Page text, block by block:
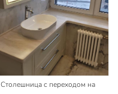
Столешница с переходом на